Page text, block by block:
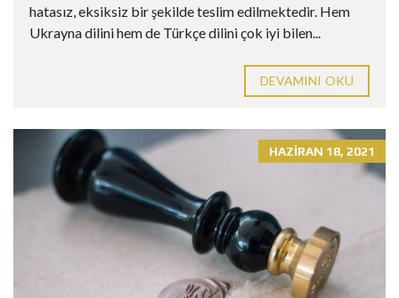
hatasız, eksiksiz bir şekilde teslim edilmektedir. Hem
Ukrayna dilini hem de Türkçe dilini çok iyi bilen...
DEVAMINI OKU
HAZIRAN 18, 2021